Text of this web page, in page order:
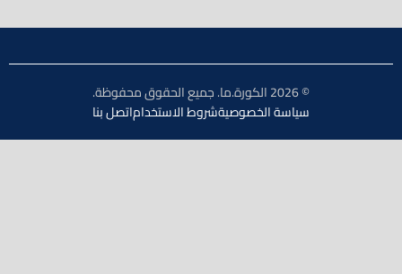
سياسة الخصوصيةشروط الاستخداماتصل بنا